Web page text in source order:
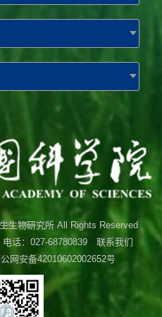
生物研究所 All Rights Reserved
话：027-68780839 联系我们
网安备42010602002652号